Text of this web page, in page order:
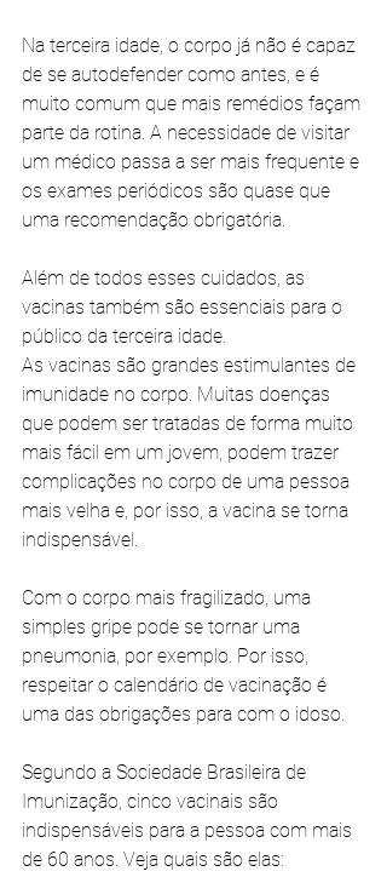
Na terceira idade, o corpo já não é capaz
de se autodefender como antes, e é
muito comum que mais remédios façam
parte da rotina. A necessidade de visitar
um médico passa a ser mais frequente e
os exames periódicos são quase que
uma recomendação obrigatória.
Além de todos esses cuidados, as
vacinas também são essenciais para o
público da terceira idade.
As vacinas são grandes estimulantes de
imunidade no corpo. Muitas doenças
que podem ser tratadas de forma muito
mais fácil em um jovem, podem trazer
complicações no corpo de uma pessoa
mais velha e, por isso, a vacina se torna
indispensável.
Com o corpo mais fragilizado, uma
simples gripe pode se tornar uma
pneumonia, por exemplo. Por isso,
respeitar o calendário de vacinação é
uma das obrigações para com o idoso.
Segundo a Sociedade Brasileira de
Imunização, cinco vacinais são
indispensáveis para a pessoa com mais
de 60 anos. Veja quais são elas: